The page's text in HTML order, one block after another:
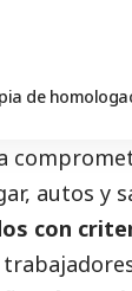
de
autos y
con